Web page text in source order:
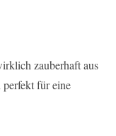
zauberhaft aus
für eine